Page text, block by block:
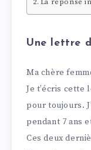
La réponse
Une lettre
Ma chère
Je t’écris
pour toujours.
pendant 7 ans
Ces deux